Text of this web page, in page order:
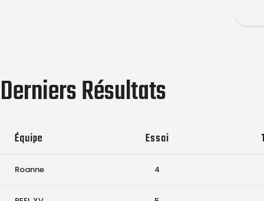
Derniers Résultats
Équipe Essai
Roanne 4